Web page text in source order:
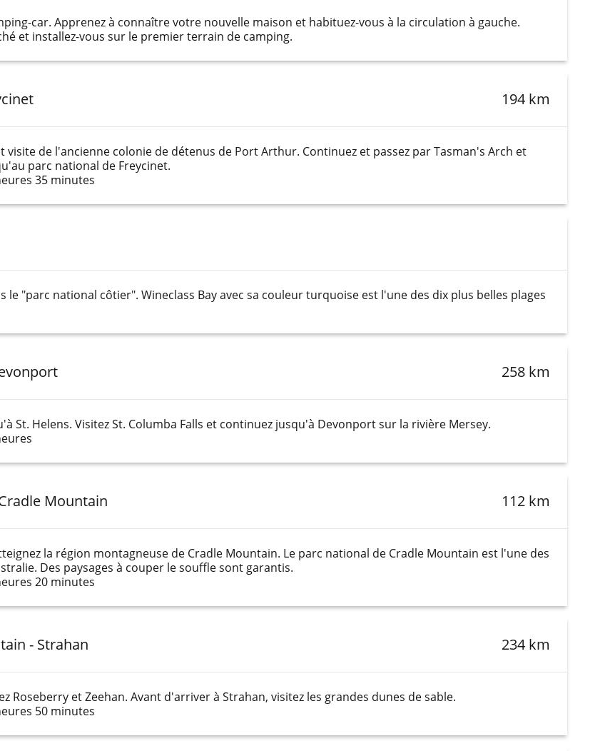
car. Apprenez à connaître votre nouvelle maison et habituez-vous à la circulation à gauche.
et installez-vous sur le premier terrain de camping.
194 km
visite de l'ancienne colonie de détenus de Port Arthur. Continuez et passez par Tasman's Arch et
parc national de Freycinet.
35 minutes
"parc national côtier". Wineclass Bay avec sa couleur turquoise est l'une des dix plus belles plages
258 km
St. Helens. Visitez St. Columba Falls et continuez jusqu'à Devonport sur la rivière Mersey.
Mountain 112 km
la région montagneuse de Cradle Mountain. Le parc national de Cradle Mountain est l'une des
Des paysages à couper le souffle sont garantis.
20 minutes
- Strahan 234 km
Roseberry et Zeehan. Avant d'arriver à Strahan, visitez les grandes dunes de sable.
50 minutes